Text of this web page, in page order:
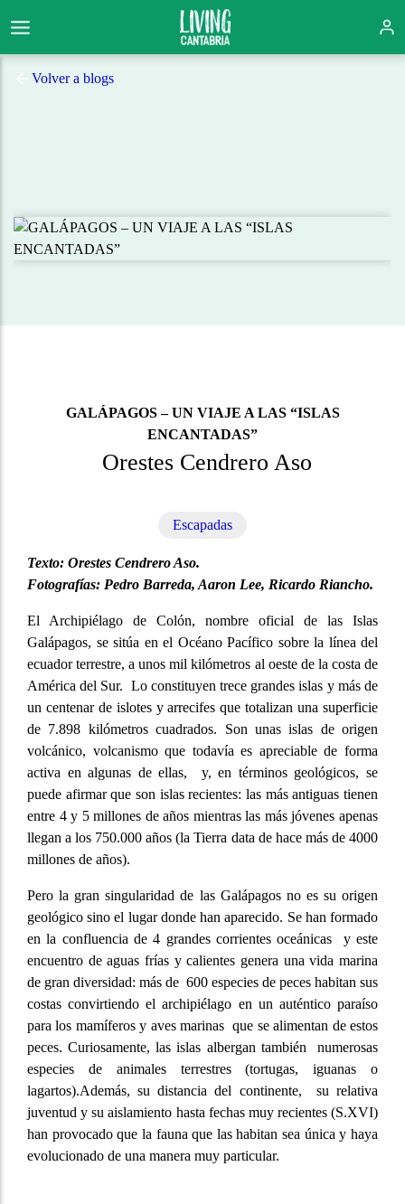
Volver a blogs
GALÁPAGOS – UN VIAJE A LAS “ISLAS
ENCANTADAS”
Orestes Cendrero Aso
Escapadas
Texto: Orestes Cendrero Aso.
Fotografías: Pedro Barreda, Aaron Lee, Ricardo Riancho.
El Archipiélago de Colón, nombre oficial de las Islas
Galápagos, se sitúa en el Océano Pacífico sobre la línea del
ecuador terrestre, a unos mil kilómetros al oeste de la costa de
América del Sur. Lo constituyen trece grandes islas y más de
un centenar de islotes y arrecifes que totalizan una superficie
de 7.898 kilómetros cuadrados. Son unas islas de origen
volcánico, volcanismo que todavía es apreciable de forma
activa en algunas de ellas, y, en términos geológicos, se
puede afirmar que son islas recientes: las más antiguas tienen
entre 4 y 5 millones de años mientras las más jóvenes apenas
llegan a los 750.000 años (la Tierra data de hace más de 4000
millones de años).
Pero la gran singularidad de las Galápagos no es su origen
geológico sino el lugar donde han aparecido. Se han formado
en la confluencia de 4 grandes corrientes oceánicas y este
encuentro de aguas frías y calientes genera una vida marina
de gran diversidad: más de 600 especies de peces habitan sus
costas convirtiendo el archipiélago en un auténtico paraíso
para los mamíferos y aves marinas que se alimentan de estos
peces. Curiosamente, las islas albergan también numerosas
especies de animales terrestres (tortugas, iguanas o
lagartos).Además, su distancia del continente, su relativa
juventud y su aislamiento hasta fechas muy recientes (S.XVI)
han provocado que la fauna que las habitan sea única y haya
evolucionado de una manera muy particular.